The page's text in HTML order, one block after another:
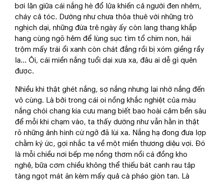
bơi lặn giữa cái nắng hè đổ lửa khiến cả người đen nhẻm,
cháy cả tóc. Dường như chưa thỏa thuê với những trò
nghịch dại, những đứa trẻ ngày ấy còn lang thang khắp
hang cùng ngõ hẻm để lùng sục tìm tổ chim non, hái
trộm mấy trái ổi xanh còn chát đắng rồi bị xóm giềng rầy
la… Ôi, cái miền nắng tuổi dại xưa xa, đâu ai dễ gì quên
được.
Nhiều khi thật ghét nắng, sợ nắng nhưng lại nhớ nắng đến
vô cùng. Là bởi trong cái oi nồng khắc nghiệt của màu
nắng chói chang kia cưu mang biết bao hoài cảm bền sâu
để mỗi khi chạm vào, ta thấy dường như vẫn hằn in thật
rõ những ảnh hình cứ ngỡ đã lùi xa. Nắng hạ đong đưa lợp
chằm ký ức, gợi nhắc ta về một miền thương diệu vợi. Đó
là mỗi chiều nơi bếp mẹ nồng thơm nồi cá đồng kho
nghệ, bữa cơm chiều không thể thiếu bát canh rau tập
tàng ngọt mát ăn kèm mấy quả cà pháo giòn tan. Là